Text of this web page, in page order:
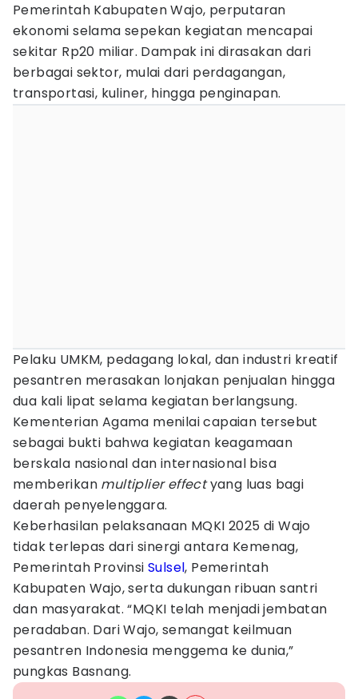
Pemerintah Kabupaten Wajo, perputaran
ekonomi selama sepekan kegiatan mencapai
sekitar Rp20 miliar. Dampak ini dirasakan dari
berbagai sektor, mulai dari perdagangan,
transportasi, kuliner, hingga penginapan.
Pelaku UMKM, pedagang lokal, dan industri kreatif
pesantren merasakan lonjakan penjualan hingga
dua kali lipat selama kegiatan berlangsung.
Kementerian Agama menilai capaian tersebut
sebagai bukti bahwa kegiatan keagamaan
berskala nasional dan internasional bisa
memberikan multiplier effectyang luas bagi
daerah penyelenggara.
Keberhasilan pelaksanaan MQKI 2025 di Wajo
tidak terlepas dari sinergi antara Kemenag,
Pemerintah Provinsi Sulsel, Pemerintah
Kabupaten Wajo, serta dukungan ribuan santri
dan masyarakat. “MQKI telah menjadi jembatan
peradaban. Dari Wajo, semangat keilmuan
pesantren Indonesia menggema ke dunia,”
pungkas Basnang.